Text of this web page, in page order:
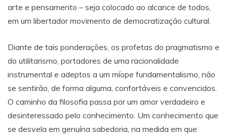
arte e pensamento – seja colocado ao alcance de todos,
em um libertador movimento de democratização cultural.
Diante de tais ponderações, os profetas do pragmatismo e
do utilitarismo, portadores de uma racionalidade
instrumental e adeptos a um míope fundamentalismo, não
se sentirão, de forma alguma, confortáveis e convencidos.
O caminho da filosofia passa por um amor verdadeiro e
desinteressado pelo conhecimento. Um conhecimento que
se desvela em genuína sabedoria, na medida em que